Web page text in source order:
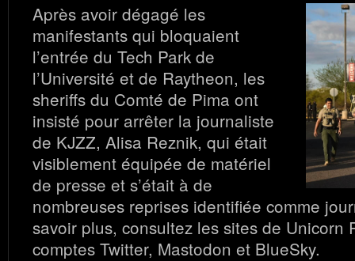
Après avoir dégagé les
manifestants qui bloquaient
l’entrée du Tech Park de
l’Université et de Raytheon, les
sheriffs du Comté de Pima ont
insisté pour arrêter la journaliste
de KJZZ, Alisa Reznik, qui était
visiblement équipée de matériel
de presse et s’était à de
nombreuses reprises identifiée comme
savoir plus, consultez les sites de Unicorn
comptes Twitter, Mastodon et BlueSky.